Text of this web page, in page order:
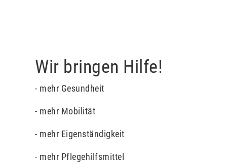
Wir bringen Hilfe!
- mehr Gesundheit
- mehr Mobilität
- mehr Eigenständigkeit
- mehr Pflegehilfsmittel